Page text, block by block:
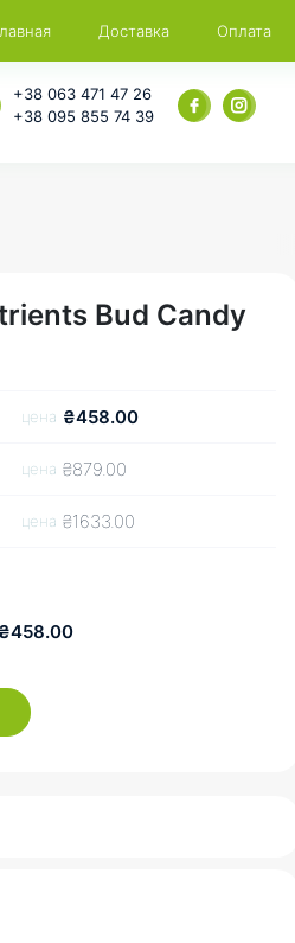
Доставка Оплата
+38 063 471 47 26
+38 095 855 74 39
Bud Candy
цена ₴458.00
цена ₴879.00
цена ₴1633.00
₴458.00